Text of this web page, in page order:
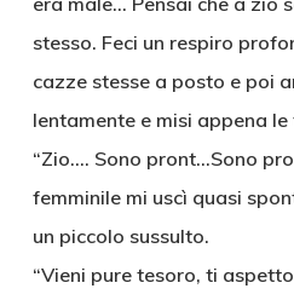
stesso. Feci un respiro
cazze stesse a posto e poi
lentamente e misi appena
“Zio…. Sono pront…Sono
femminile mi uscì quasi
un piccolo sussulto.
“Vieni pure tesoro, ti